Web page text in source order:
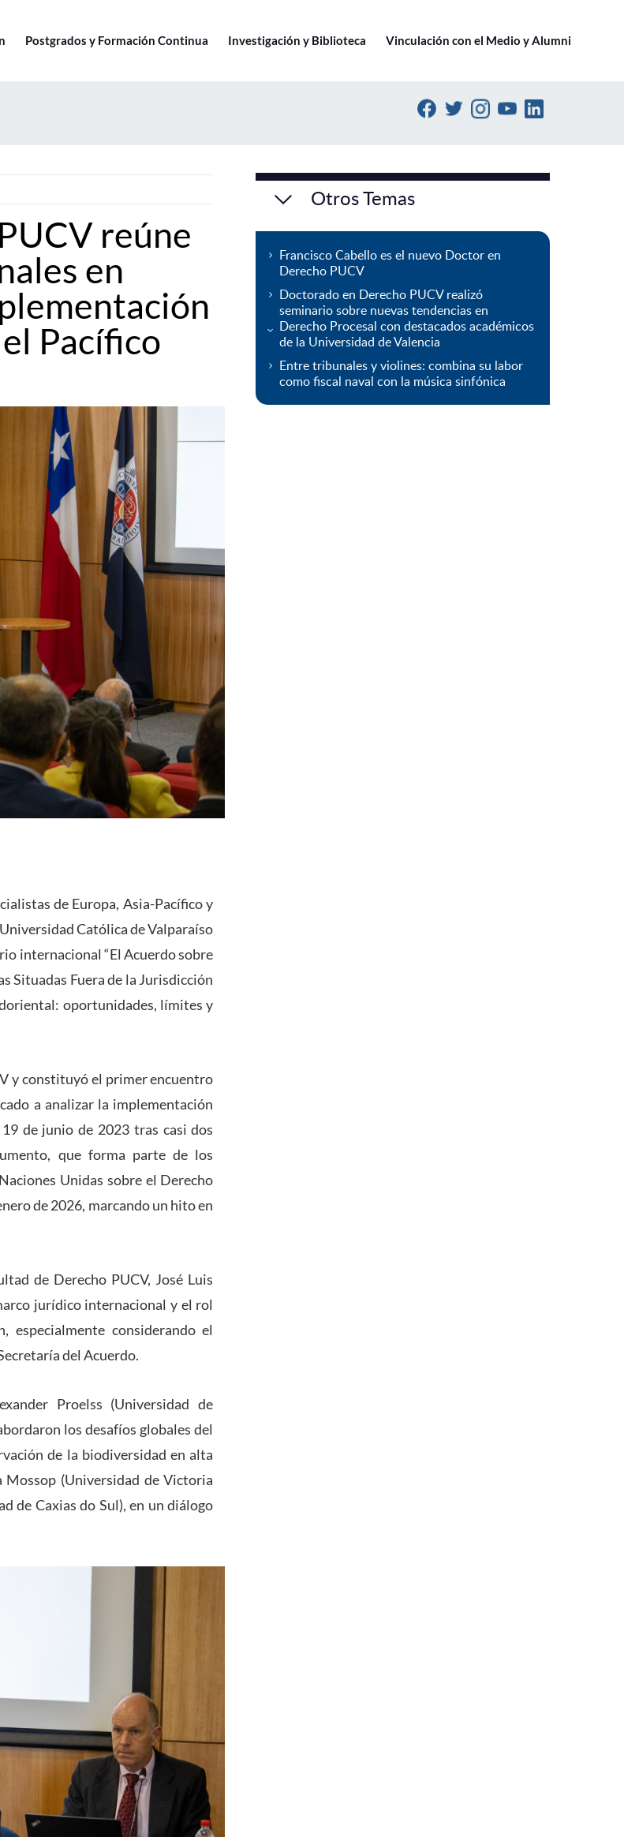
Postgrados y Formación Continua Investigación y Biblioteca Vinculación con el Medio y Alumni
reúne
en
Pacífico
de Europa, Asia-Pacífico y
Católica de Valparaíso
internacional “El Acuerdo sobre
Situadas Fuera de la Jurisdicción
oportunidades, límites y
y constituyó el primer encuentro
a analizar la implementación
de junio de 2023 tras casi dos
que forma parte de los
Unidas sobre el Derecho
de 2026, marcando un hito en
de Derecho PUCV, José Luis
jurídico internacional y el rol
especialmente considerando el
del Acuerdo.
Proelss (Universidad de
los desafíos globales del
de la biodiversidad en alta
Mossop (Universidad de Victoria
de Caxias do Sul), en un diálogo
Otros Temas
Francisco Cabello es el nuevo Doctor en
Derecho PUCV
Doctorado en Derecho PUCV realizó
seminario sobre nuevas tendencias en
Derecho Procesal con destacados académicos
de la Universidad de Valencia
Entre tribunales y violines: combina su labor
como fiscal naval con la música sinfónica